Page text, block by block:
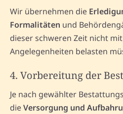
Wir übernehmen die
Formalitäten und
dieser schweren Zeit nicht
Angelegenheiten belasten
4. Vorbereitung der
Je nach gewählter
dieVersorgung und